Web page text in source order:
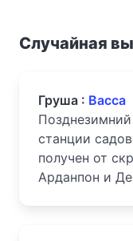
Случайная
Груша : Васса
станции
получен от
Арданпон и